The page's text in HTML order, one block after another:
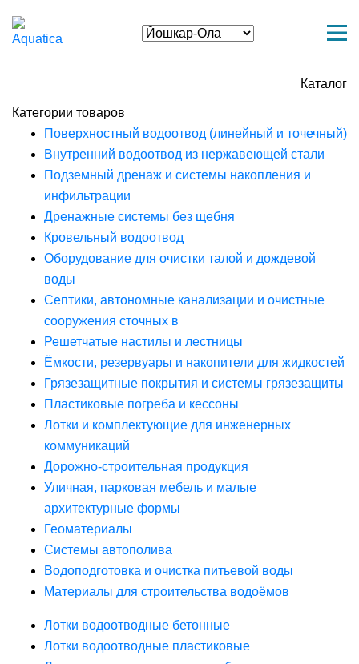
Каталог
Категории товаров
Поверхностный водоотвод (линейный и точечный)
Внутренний водоотвод из нержавеющей стали
Подземный дренаж и системы накопления и
инфильтрации
Дренажные системы без щебня
Кровельный водоотвод
Оборудование для очистки талой и дождевой
воды
Септики, автономные канализации и очистные
сооружения сточных в
Решетчатые настилы и лестницы
Ёмкости, резервуары и накопители для жидкостей
Грязезащитные покрытия и системы грязезащиты
Пластиковые погреба и кессоны
Лотки и комплектующие для инженерных
коммуникаций
Дорожно-строительная продукция
Уличная, парковая мебель и малые
архитектурные формы
Геоматериалы
Системы автополива
Водоподготовка и очистка питьевой воды
Материалы для строительства водоёмов
Лотки водоотводные бетонные
Лотки водоотводные пластиковые